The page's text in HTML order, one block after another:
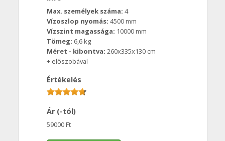
Max. személyek száma: 4
Vízoszlop nyomás: 4500 mm
Vízszint magassága: 10000 mm
Tömeg: 6,6 kg
Méret - kibontva: 260x335x130 cm
+ előszobával
Értékelés
Ár (-tól)
59000 Ft